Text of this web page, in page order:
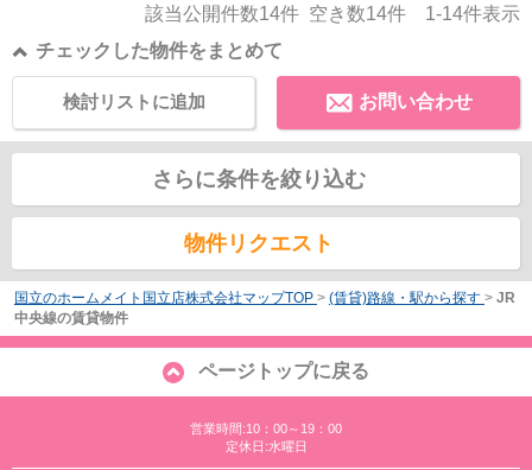
該当公開件数14件 空き数14件 1-14件表示
チェックした物件をまとめて
お問い合わせ
検討リストに追加
さらに条件を絞り込む
物件リクエスト
国立のホームメイト国立店株式会社マップTOP > (賃貸)路線・駅から探す > JR
中央線の賃貸物件
ページトップに戻る
営業時間:10：00～19：00
定休日:水曜日